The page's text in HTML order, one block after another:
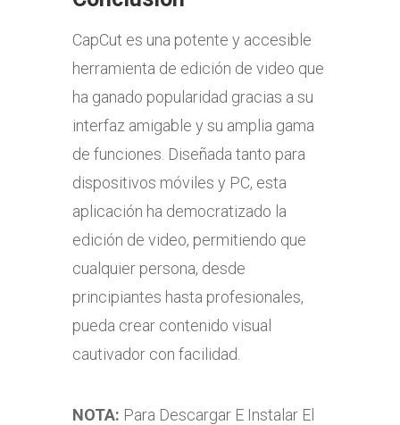
CapCut es una potente y accesible
herramienta de edición de video que
ha ganado popularidad gracias a su
interfaz amigable y su amplia gama
de funciones. Diseñada tanto para
dispositivos móviles y PC, esta
aplicación ha democratizado la
edición de video, permitiendo que
cualquier persona, desde
principiantes hasta profesionales,
pueda crear contenido visual
cautivador con facilidad.
NOTA: Para Descargar E Instalar El